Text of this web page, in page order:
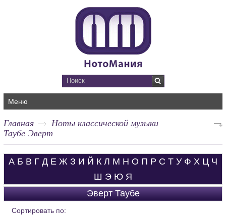
Меню
Главная
Ноты классической музыки
Таубе Эверт
А Б В Г Д Е Ж З И Й К Л М Н О П Р С Т У Ф Х Ц Ч
Ш Э Ю Я
Эверт Таубе
Сортировать по: